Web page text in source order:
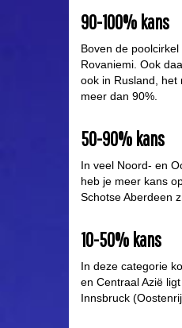
90-100% kans
Boven de
Rovaniemi. Ook
ook in Rusland, het
meer dan 90%.
50-90% kans
In veel Noord- en
heb je meer kans
Schotse Aberdeen
10-50% kans
In deze categorie
en Centraal Azië
Innsbruck